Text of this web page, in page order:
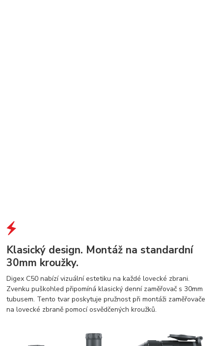
Klasický design. Montáž na standardní
30mm kroužky.
Digex C50 nabízí vizuální estetiku na každé lovecké zbrani.
Zvenku puškohled připomíná klasický denní zaměřovač s 30mm
tubusem. Tento tvar poskytuje pružnost při montáži zaměřovače
na lovecké zbraně pomocí osvědčených kroužků.